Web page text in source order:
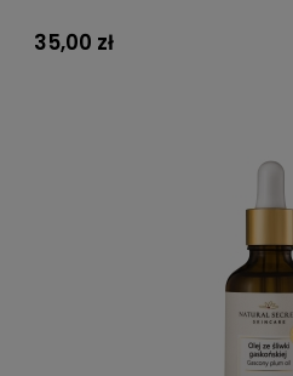
35,00 zł